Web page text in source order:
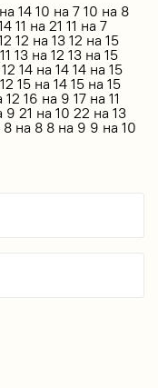
14 10 на 7 10 на 8
11 на 21 11 на 7
12 на 13 12 на 15
13 на 12 13 на 15
14 на 14 14 на 15
15 на 14 15 на 15
12 16 на 9 17 на 11
9 21 на 10 22 на 13
8 на 8 8 на 9 9 на 10